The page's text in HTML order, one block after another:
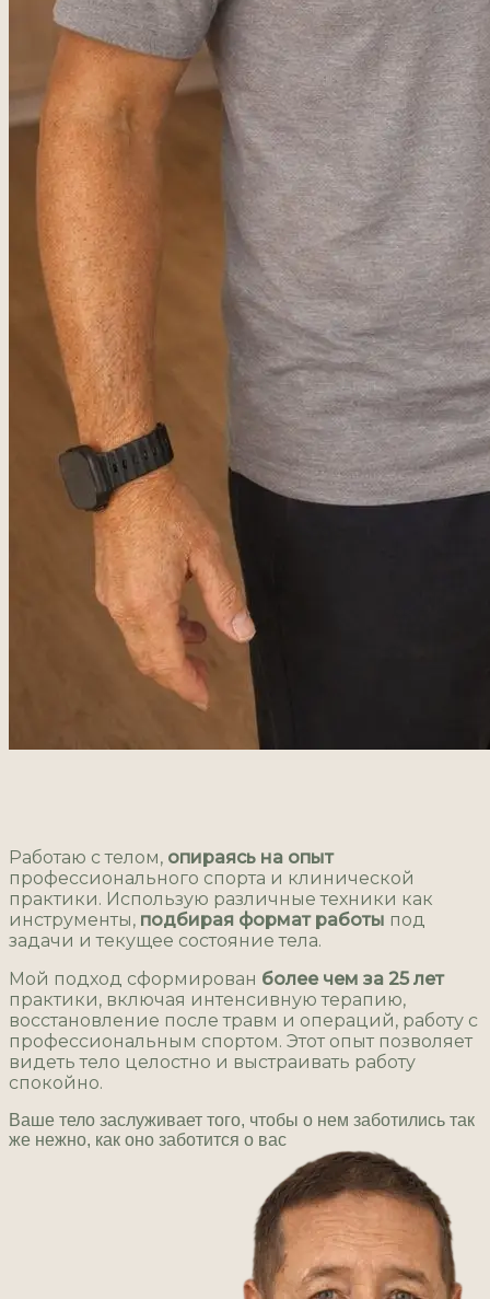
Работаю с телом, опираясь на опыт
профессионального спорта и клинической
практики. Использую различные техники как
инструменты, подбирая формат работы под
задачи и текущее состояние тела.
Мой подход сформирован более чем за 25 лет
практики, включая интенсивную терапию,
восстановление после травм и операций, работу с
профессиональным спортом. Этот опыт позволяет
видеть тело целостно и выстраивать работу
спокойно.
Ваше тело заслуживает того, чтобы о нем заботились так
же нежно, как оно заботится о вас